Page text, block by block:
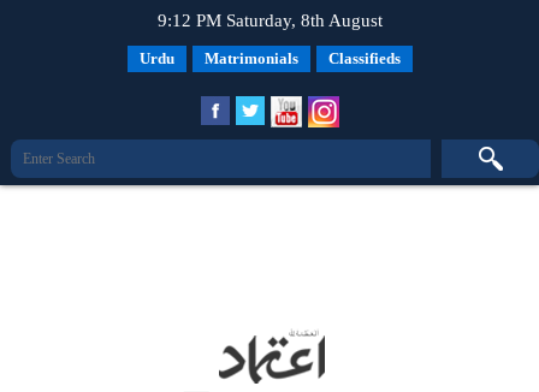
9:12 PM Saturday, 8th August
Urdu Matrimonials Classifieds